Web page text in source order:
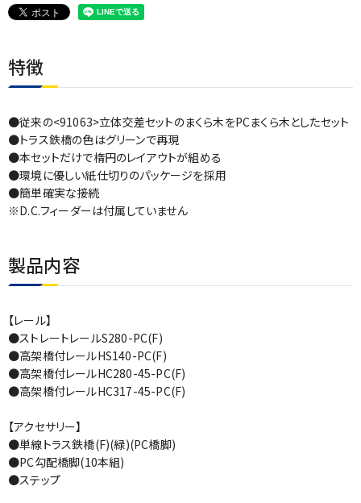
特徴
●従来の<91063>立体交差セットのまくら木をPCまくら木としたセット
●トラス鉄橋の色はグリーンで再現
●本セットだけで楕円のレイアウトが組める
●環境に優しい紙仕切りのパッケージを採用
●簡単確実な接続
※D.C.フィーダーは付属していません
製品内容
【レール】
●ストレートレールS280-PC(F)
●高架橋付レールHS140-PC(F)
●高架橋付レールHC280-45-PC(F)
●高架橋付レールHC317-45-PC(F)
【アクセサリー】
●単線トラス鉄橋(F)(緑)(PC橋脚)
●PC勾配橋脚(10本組)
●ステップ